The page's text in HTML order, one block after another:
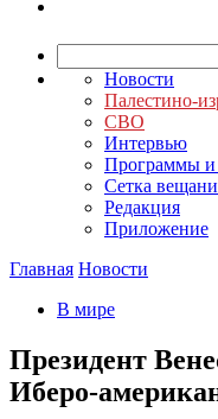
Новости
Палестино-
СВО
Интервью
Программы и
Сетка
Редакция
Приложение
Главная Новости
В мире
Президент
Иберо-